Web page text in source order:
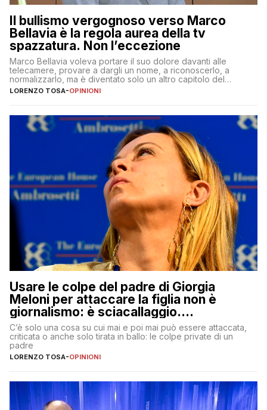
Il bullismo vergognoso verso Marco
Bellavia è la regola aurea della tv
spazzatura. Non l’eccezione
Marco Bellavia voleva portare il suo dolore davanti alle
telecamere, provare a dargli un nome, a riconoscerlo, a
normalizzarlo, ma è diventato solo un altro capitolo del
copione
LORENZO TOSA-OPINIONI
Usare le colpe del padre di Giorgia
Meloni per attaccare la figlia non è
giornalismo: è sciacallaggio.
Dimostriamo di essere diversi
C’è solo una cosa su cui mai e poi mai può essere attaccata,
criticata o anche solo tirata in ballo: le colpe private di un
padre
LORENZO TOSA-OPINIONI